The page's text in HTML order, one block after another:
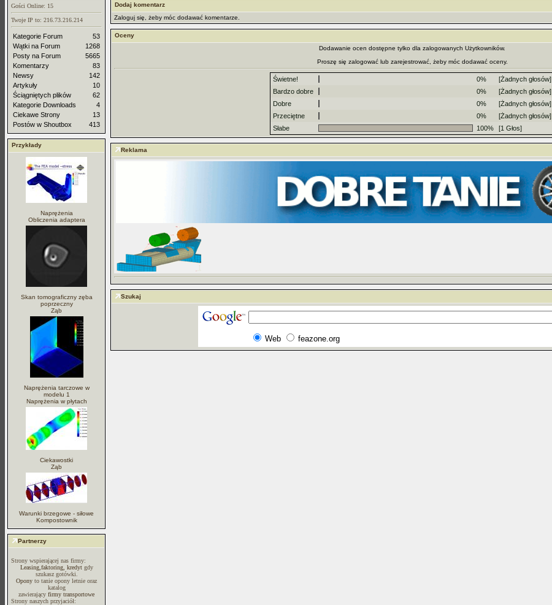
Gości Online: 15
Twoje IP to: 216.73.216.214
Kategorie Forum
53
Wątki na Forum
1268
Posty na Forum
5665
Komentarzy
83
Newsy
142
Artykuły
10
Ściągniętych plików
62
Kategorie Downloads
4
Ciekawe Strony
13
Postów w Shoutbox
413
Przykłady
Naprężenia
Obliczenia adaptera
Skan tomograficzny zęba
poprzeczny
Ząb
Naprężenia tarczowe w
modelu 1
Naprężenia w płytach
Ciekawostki
Ząb
Warunki brzegowe - siłowe
Kompostownik
Partnerzy
Strony wspierającej nas firmy:
Leasing,faktoring, kredytgdy
szukasz gotówki.
Opony to tanie opony letnie oraz
katalog
zawierający firmy transportowe
Strony naszych przyjaciół:
Dodaj komentarz
Zaloguj się, żeby móc dodawać komentarze.
Oceny
Dodawanie ocen dostępne tylko dla zalogowanych Użytkowników.
Proszę się zalogować lub zarejestrować, żeby móc dodawać oceny.
Świetne! 0%
[Żadnych głosów]
Bardzo dobre
0%
[Żadnych głosów]
Dobre
0%
[Żadnych głosów]
Przeciętne
0%
[Żadnych głosów]
Słabe
100% [1 Głos]
Reklama
Szukaj
Web feazone.org